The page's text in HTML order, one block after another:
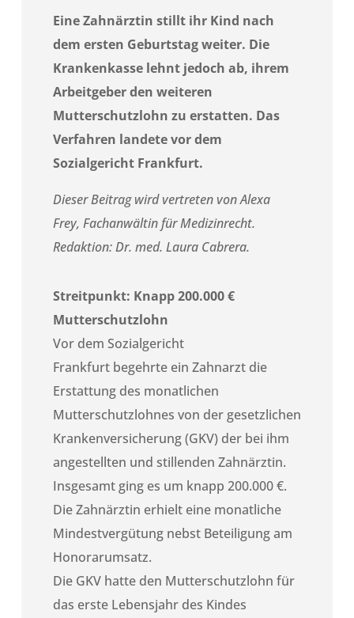
Eine Zahnärztin stillt ihr Kind nach
dem ersten Geburtstag weiter. Die
Krankenkasse lehnt jedoch ab, ihrem
Arbeitgeber den weiteren
Mutterschutzlohn zu erstatten. Das
Verfahren landete vor dem
Sozialgericht Frankfurt.
Dieser Beitrag wird vertreten vonAlexa
Frey, Fachanwältin für Medizinrecht.
Redaktion: Dr. med. Laura Cabrera.
Streitpunkt: Knapp 200.000 €
Mutterschutzlohn
Vor dem Sozialgericht
Frankfurtbegehrte ein Zahnarzt die
Erstattung des monatlichen
Mutterschutzlohnes von der gesetzlichen
Krankenversicherung (GKV) der bei ihm
angestellten und stillenden Zahnärztin.
Insgesamt ging es um knapp 200.000 €.
Die Zahnärztin erhielt eine monatliche
Mindestvergütung nebst Beteiligung am
Honorarumsatz.
Die GKVhatte den Mutterschutzlohn für
das erste Lebensjahr des Kindes